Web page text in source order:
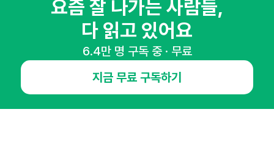
뉴스레터 구독하기요즘 잘 나가는 사람들,
다 읽고 있어요
6.4만 명 구독 중 · 무료
지금 무료 구독하기